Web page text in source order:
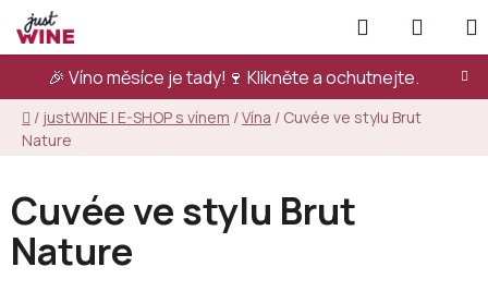
Přejít
na
obsah
🎉 Víno měsíce je tady!🍷 Klikněte a ochutnejte.
Hledat
KOŠÍK
Domů
/ justWINE | E-SHOP s vínem /Vína / Cuvée ve stylu Brut
Nature
Cuvée ve stylu Brut
Nature